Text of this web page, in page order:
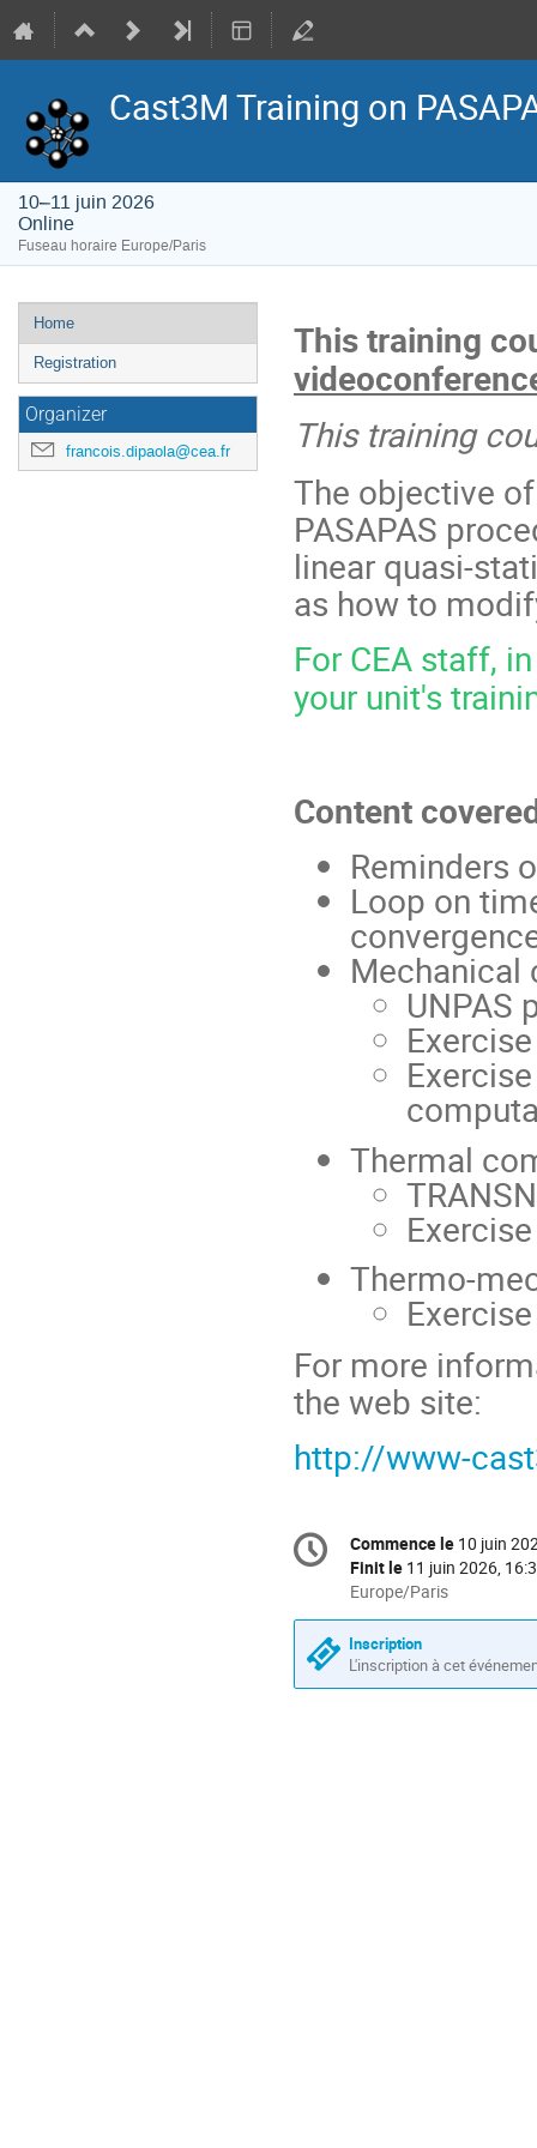
Cast3M Training on
10–11 juin 2026
Online
Fuseau horaire Europe/Paris
Menu
de
l'événement
Home
Registration
Organizer
francois.dipaola@cea.fr
This training
This training
The objective
PASAPAS
linear quasi-
as how to
For CEA staff,
your unit's
Content
Reminders
Loop on
Mechanical
UNPAS
Thermal
Thermo-
For more
the web site:
http://www-
Information
de
conférence
Date/Heure
Commence le 10 juin
Finit le 11 juin 2026,
Toutes
les
horaires
sont
en
Europe/Paris
Inscription
L'inscription à cet